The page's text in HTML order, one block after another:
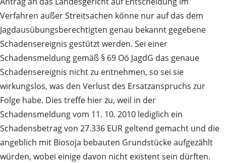
Verfahren außer Streitsachen könne nur auf das dem
Jagdausübungsberechtigten genau bekannt gegebene
Schadensereignis gestützt werden. Sei einer
Schadensmeldung gemäß § 69 Oö JagdG das genaue
Schadensereignis nicht zu entnehmen, so sei sie
wirkungslos, was den Verlust des Ersatzanspruchs zur
Folge habe. Dies treffe hier zu, weil in der
Schadensmeldung vom 11. 10. 2010 lediglich ein
Schadensbetrag von 27.336 EUR geltend gemacht und die
angeblich mit Biosoja bebauten Grundstücke aufgezählt
würden, wobei einige davon nicht existent sein dürften.